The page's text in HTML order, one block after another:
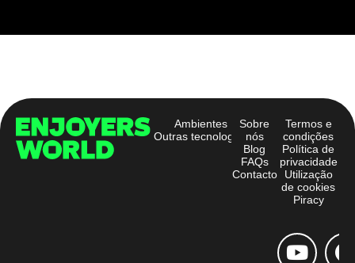
Ambientes
Outras tecnologias
Sobre
nós
Blog
FAQs
Contacto
Termos e
condições
Política de
privacidade
Utilização
de cookies
Piracy